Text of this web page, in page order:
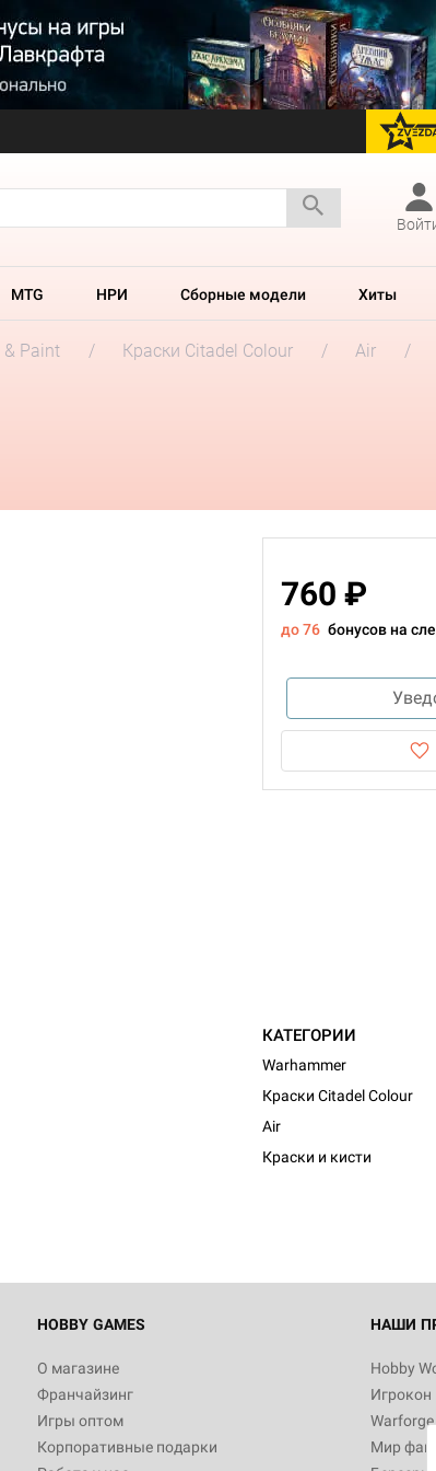
MTG НРИ Сборные модели Хиты
& Paint Краски Citadel Colour
Air
760 ₽
до 76 бонусов на
КАТЕГОРИИ
Warhammer
Краски Citadel Colour
Air
Краски и кисти
HOBBY GAMES
О магазине
Франчайзинг
Игры оптом
Корпоративные подарки
НАШИ
Hobby
Игрокон
Warforge
Мир